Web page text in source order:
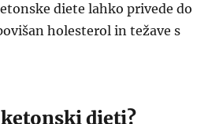
diete lahko privede do
holesterol in težave s
dieti?